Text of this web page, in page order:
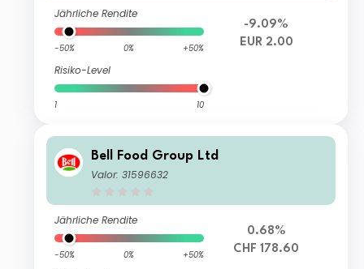
Jährliche Rendite
-50% 0% +50%
Risiko-Level
1 10
-9.09%
EUR 2.00
Bell Food Group Ltd
Valor: 31596632
Jährliche Rendite
-50% 0% +50%
0.68%
CHF 178.60